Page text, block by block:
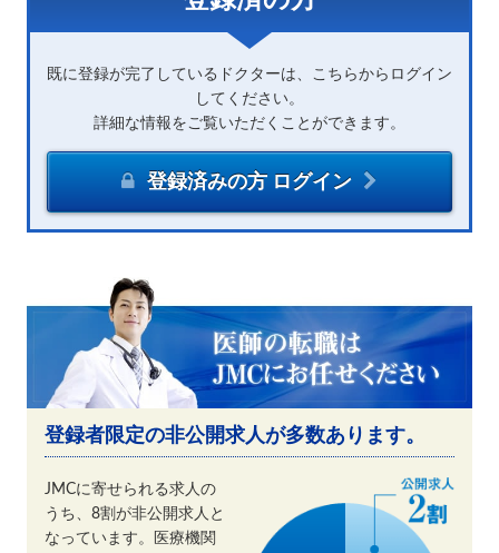
既に登録が完了しているドクターは、こちらからログイン
してください。
詳細な情報をご覧いただくことができます。
登録済みの方 ログイン
登録者限定の非公開求人が多数あります。
JMCに寄せられる求人の
うち、8割が非公開求人と
なっています。医療機関